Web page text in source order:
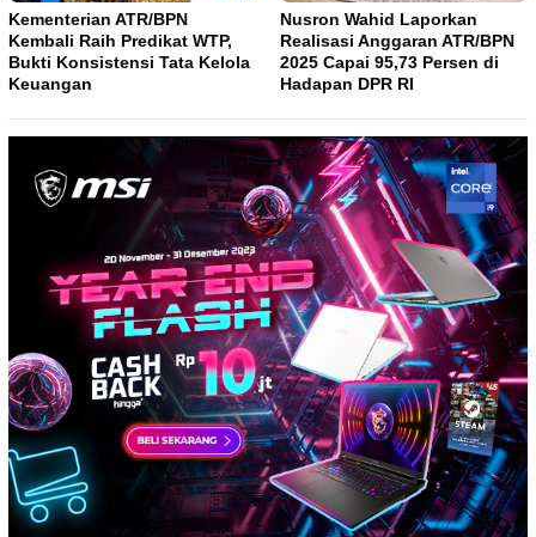
Kementerian ATR/BPN
Kembali Raih Predikat WTP,
Bukti Konsistensi Tata Kelola
Keuangan
Nusron Wahid Laporkan
Realisasi Anggaran ATR/BPN
2025 Capai 95,73 Persen di
Hadapan DPR RI